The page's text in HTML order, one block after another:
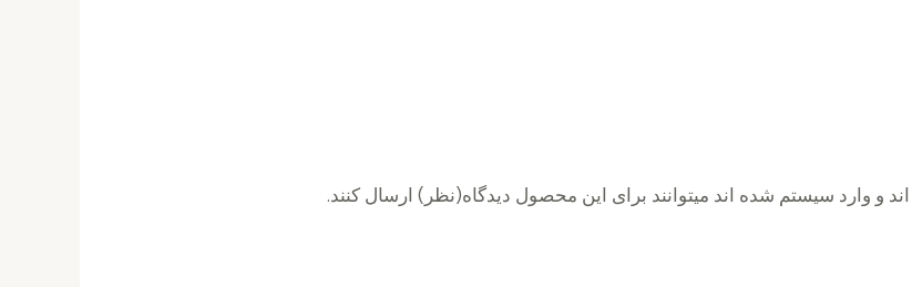
و وارد سیستم شده اند میتوانند برای این محصول دیدگاه(نظر) ارسال کنند.